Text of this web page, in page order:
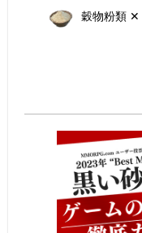
穀物粉類 ✕